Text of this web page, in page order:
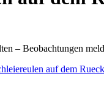
– Beobachtungen
auf dem